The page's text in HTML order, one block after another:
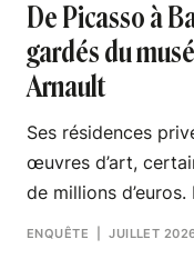
De Picasso à
gardés du
Arnault
Ses résidences
œuvres d’art,
de millions
ENQUÊTE | JUILLET